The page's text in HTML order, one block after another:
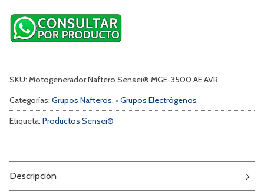
SKU: Motogenerador Naftero Sensei® MGE-3500 AE AVR
Categorías: Grupos Nafteros, • Grupos Electrógenos
Etiqueta: Productos Sensei®
Descripción